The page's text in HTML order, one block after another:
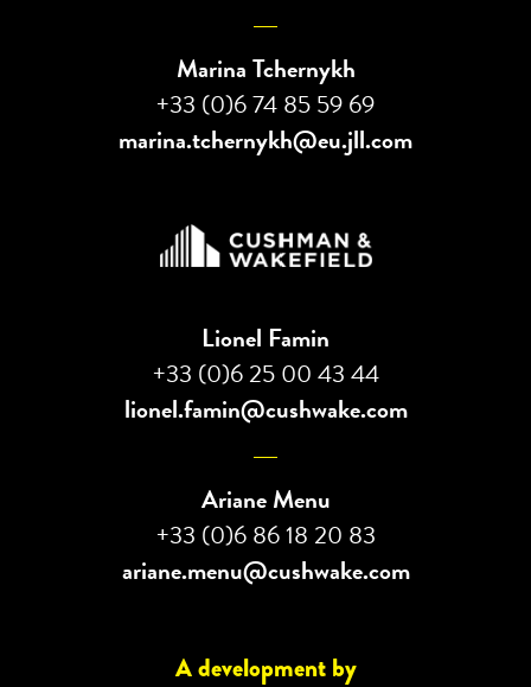
Marina Tchernykh
+33 (0)6 74 85 59 69
marina.tchernykh@eu.jll.com
Lionel Famin
+33 (0)6 25 00 43 44
lionel.famin@cushwake.com
Ariane Menu
+33 (0)6 86 18 20 83
ariane.menu@cushwake.com
A development by